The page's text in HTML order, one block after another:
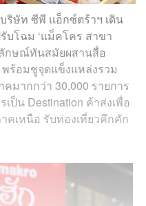
ริษัท ซีพี แอ็กซ์ตร้าฯ เดิน
โฉม ‘แม็คโคร สาขา
ลักษณ์ทันสมัยผสานสื่อ
ร้อมชูจุดแข็งแหล่งรวม
มากกว่า 30,000 รายการ
ป็น Destination ค้าส่งเพื่อ
คเหนือ รับท่องเที่ยวคึกคัก